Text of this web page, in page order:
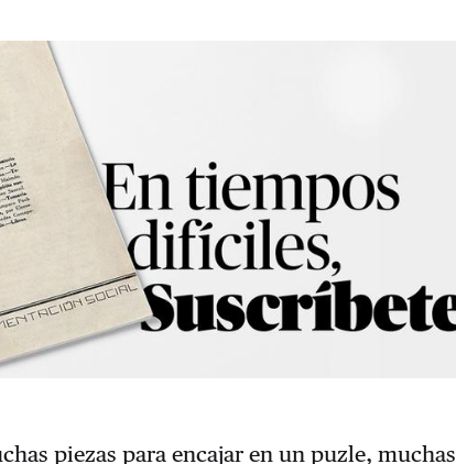
piezas para encajar en un puzle, muchas